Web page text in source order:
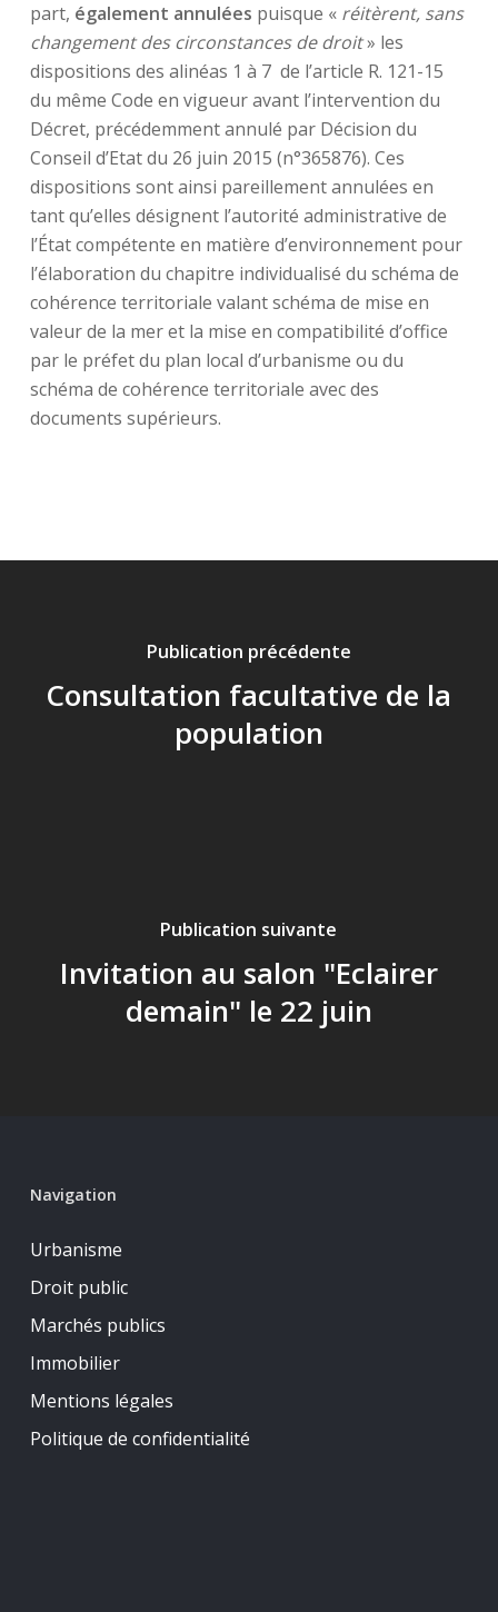
part, également annulées puisque « réitèrent, sans
changement des circonstances de droit» les
dispositions des alinéas 1 à 7 de l’article R. 121-15
du même Code en vigueur avant l’intervention du
Décret, précédemment annulé par Décision du
Conseil d’Etat du 26 juin 2015 (n°365876). Ces
dispositions sont ainsi pareillement annulées en
tant qu’elles désignent l’autorité administrative de
l’État compétente en matière d’environnement pour
l’élaboration du chapitre individualisé du schéma de
cohérence territoriale valant schéma de mise en
valeur de la mer et la mise en compatibilité d’office
par le préfet du plan local d’urbanisme ou du
schéma de cohérence territoriale avec des
documents supérieurs.
Publication précédente
Consultation facultative de la
population
Publication suivante
Invitation au salon "Eclairer
demain" le 22 juin
Navigation
Urbanisme
Droit public
Marchés publics
Immobilier
Mentions légales
Politique de confidentialité